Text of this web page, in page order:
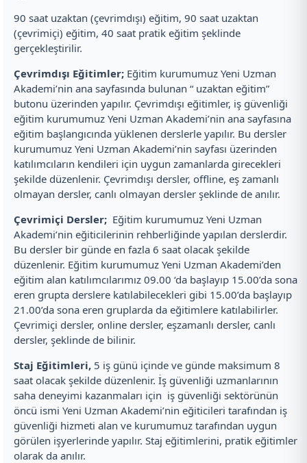
90 saat uzaktan (çevrimdışı) eğitim, 90 saat uzaktan
(çevrimiçi) eğitim, 40 saat pratik eğitim şeklinde
gerçekleştirilir.
Çevrimdışı Eğitimler; Eğitim kurumumuz Yeni Uzman
Akademi’nin ana sayfasında bulunan “ uzaktan eğitim”
butonu üzerinden yapılır. Çevrimdışı eğitimler, iş güvenliği
eğitim kurumumuz Yeni Uzman Akademi’nin ana sayfasına
eğitim başlangıcında yüklenen derslerle yapılır. Bu dersler
kurumumuz Yeni Uzman Akademi’nin sayfası üzerinden
katılımcıların kendileri için uygun zamanlarda girecekleri
şekilde düzenlenir. Çevrimdışı dersler, offline, eş zamanlı
olmayan dersler, canlı olmayan dersler şeklinde de anılır.
Çevrimiçi Dersler; Eğitim kurumumuz Yeni Uzman
Akademi’nin eğiticilerinin rehberliğinde yapılan derslerdir.
Bu dersler bir günde en fazla 6 saat olacak şekilde
düzenlenir. Eğitim kurumumuz Yeni Uzman Akademi’den
eğitim alan katılımcılarımız 09.00 ‘da başlayıp 15.00’da sona
eren grupta derslere katılabilecekleri gibi 15.00’da başlayıp
21.00’da sona eren gruplarda da eğitimlere katılabilirler.
Çevrimiçi dersler, online dersler, eşzamanlı dersler, canlı
dersler, şeklinde de bilinir.
Staj Eğitimleri, 5 iş günü içinde ve günde maksimum 8
saat olacak şekilde düzenlenir. İş güvenliği uzmanlarının
saha deneyimi kazanmaları için iş güvenliği sektörünün
öncü ismi Yeni Uzman Akademi’nin eğiticileri tarafından iş
güvenliği hizmeti alan ve kurumumuz tarafından uygun
görülen işyerlerinde yapılır. Staj eğitimlerini, pratik eğitimler
olarak da anılır.